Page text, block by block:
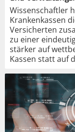
Wissenschaftler
Krankenkassen
Versicherten
zu einer
stärker auf
Kassen statt auf